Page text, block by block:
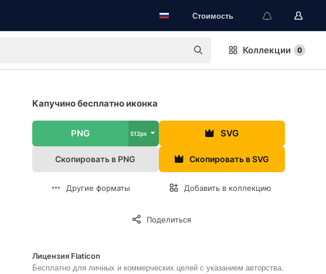
Стоимость
Коллекции 0
Капучино бесплатно иконка
PNG 512px SVG
Скопировать в PNG Скопировать в SVG
Другие форматы Добавить в коллекцию
Поделиться
Лицензия Flaticon
Бесплатно для личных и коммерческих целей с указанием авторства.